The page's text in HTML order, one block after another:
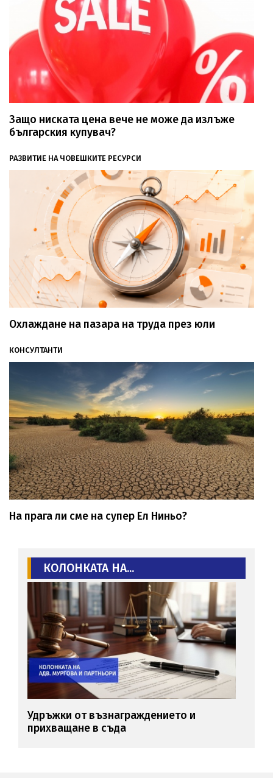
Защо ниската цена вече не може да излъже
българския купувач?
РАЗВИТИЕ НА ЧОВЕШКИТЕ РЕСУРСИ
Охлаждане на пазара на труда през юли
КОНСУЛТАНТИ
На прага ли сме на супер Ел Ниньо?
КОЛОНКАТА НА...
Удръжки от възнаграждението и
прихващане в съда